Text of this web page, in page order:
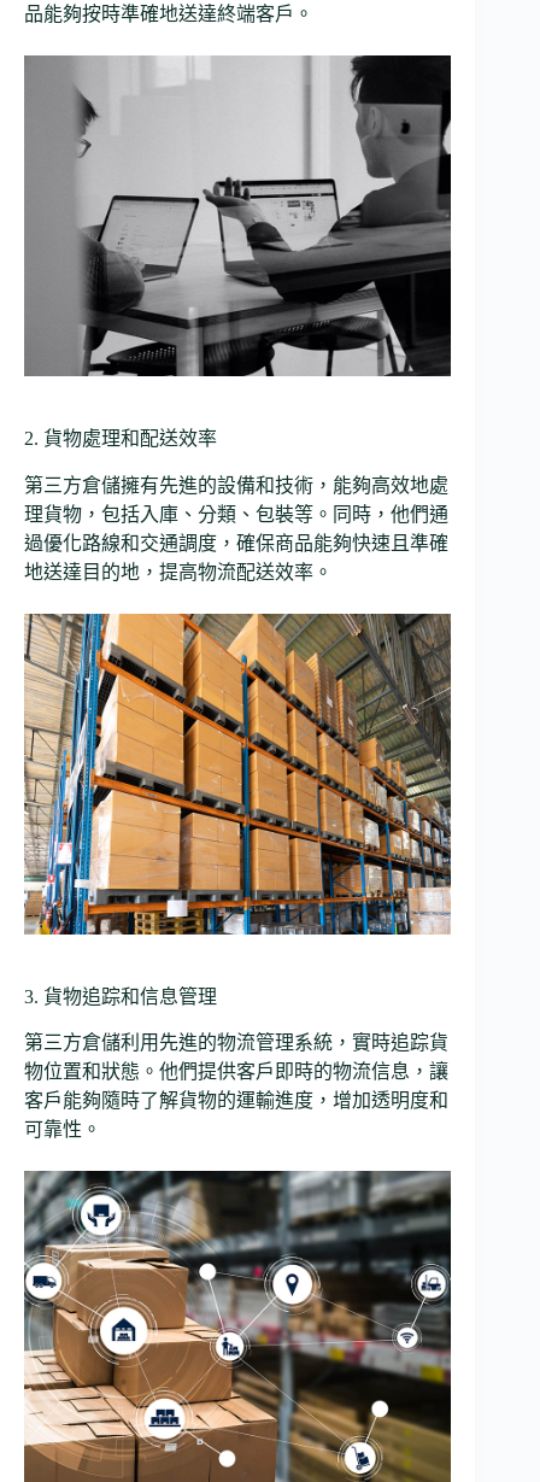
品能夠按時準確地送達終端客戶。
2. 貨物處理和配送效率
第三方倉儲擁有先進的設備和技術，能夠高效地處
理貨物，包括入庫、分類、包裝等。同時，他們通
過優化路線和交通調度，確保商品能夠快速且準確
地送達目的地，提高物流配送效率。
3. 貨物追踪和信息管理
第三方倉儲利用先進的物流管理系統，實時追踪貨
物位置和狀態。他們提供客戶即時的物流信息，讓
客戶能夠隨時了解貨物的運輸進度，增加透明度和
可靠性。